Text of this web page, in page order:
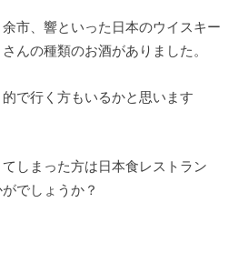
市、響といった日本のウイスキー
んの種類のお酒がありました。
で行く方もいるかと思います
しまった方は日本食レストラン
でしょうか？